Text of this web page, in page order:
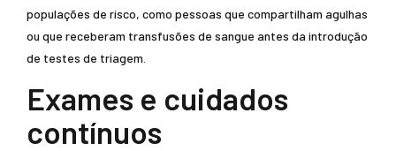
populações de risco, como pessoas que compartilham agulhas
ou que receberam transfusões de sangue antes da introdução
de testes de triagem.
Exames e cuidados
contínuos